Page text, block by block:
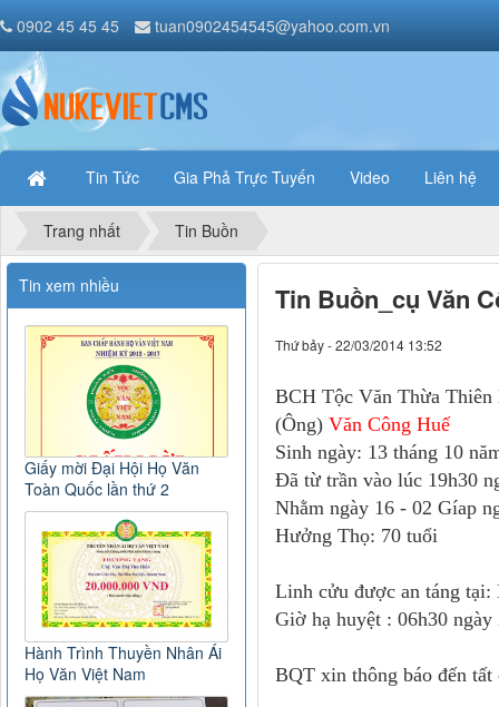
0902 45 45 45 tuan0902454545@yahoo.com.vn
Tin Tức Gia Phả Trực Tuyến Video Liên hệ
Trang nhất Tin Buồn
Tin Buồn_cụ Văn
Thứ bảy - 22/03/2014 13:52
BCH Tộc Văn Thừa
(Ông) Văn Công Huế
Sinh ngày: 13 tháng 10
Đã từ trần vào lúc 19h30
Nhằm ngày 16 - 02 Gíap
Hưởng Thọ: 70 tuổi
Linh cửu được an táng
Giờ hạ huyệt : 06h30
BQT xin thông báo đến
Tin xem nhiều
Giấy mời Đại Hội Họ Văn
Toàn Quốc lần thứ 2
Hành Trình Thuyền Nhân Ái
Họ Văn Việt Nam